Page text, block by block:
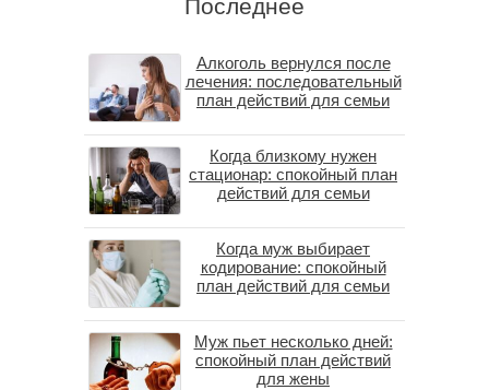
Последнее
Алкоголь вернулся после
лечения: последовательный
план действий для семьи
Когда близкому нужен
стационар: спокойный план
действий для семьи
Когда муж выбирает
кодирование: спокойный
план действий для семьи
Муж пьет несколько дней:
спокойный план действий
для жены